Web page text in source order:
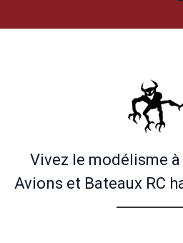
Vivez le modélisme
Avions et Bateaux RC